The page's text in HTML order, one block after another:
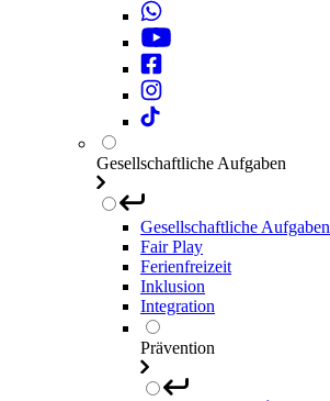
Gesellschaftliche Aufgaben
Gesellschaftliche Aufgaben
Fair Play
Ferienfreizeit
Inklusion
Integration
Prävention